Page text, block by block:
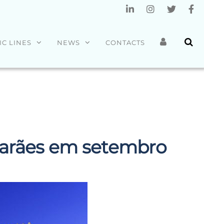
LINES NEWS CONTACTS
em setembro